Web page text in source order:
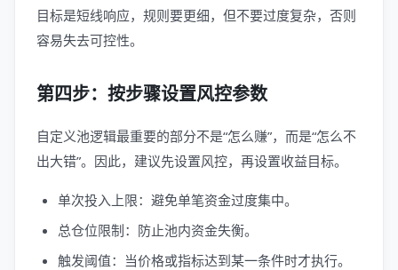
目标是短线响应，规则要更细，但不要过度复杂，否则
容易失去可控性。
第四步：按步骤设置风控参数
自定义池逻辑最重要的部分不是“怎么赚”，而是“怎么不
出大错”。因此，建议先设置风控，再设置收益目标。
单次投入上限：避免单笔资金过度集中。
总仓位限制：防止池内资金失衡。
触发阈值：当价格或指标达到某一条件时才执行。